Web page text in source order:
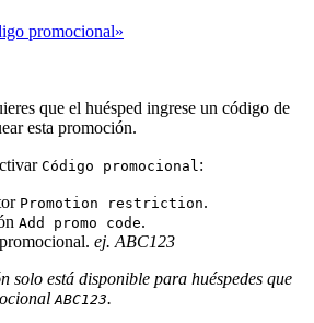
promocional»
que el huésped ingrese un código de
esta promoción.
Código promocional :
Promotion restriction.
Add promo code.
ej. ABC123
solo está disponible para huéspedes que
ABC123.